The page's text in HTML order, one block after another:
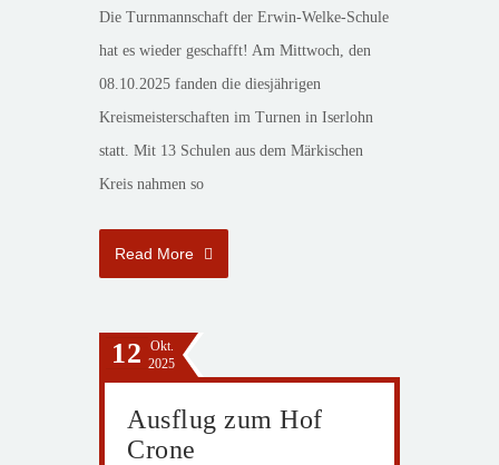
Die Turnmannschaft der Erwin-Welke-Schule
hat es wieder geschafft! Am Mittwoch, den
08.10.2025 fanden die diesjährigen
Kreismeisterschaften im Turnen in Iserlohn
statt. Mit 13 Schulen aus dem Märkischen
Kreis nahmen so
Read More
12
Okt.
2025
Ausflug zum Hof
Crone